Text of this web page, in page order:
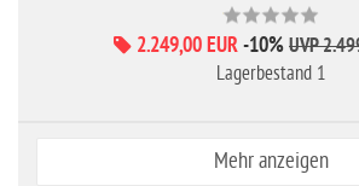
2.249,00 EUR-10% UVP
Lagerbestand 1
Mehr anzeigen